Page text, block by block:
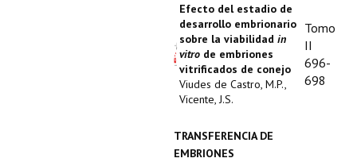
Efecto del estadio de
desarrollo embrionario
sobre la viabilidad in
vitro de embriones
vitrificados de conejo
Viudes de Castro, M.P.,
Vicente, J.S.
Tomo
II
696-
698
TRANSFERENCIA DE
EMBRIONES